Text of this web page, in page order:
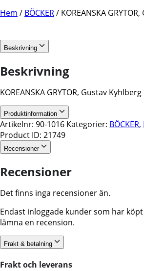
Hem / BÖCKER/ KOREANSKA
Beskrivning
Beskrivning
KOREANSKA GRYTOR, Gustav Kyhlberg
Produktinformation
Artikelnr: 90-1016 Kategorier: BÖCKER,
Product ID: 21749
Recensioner
Recensioner
Det finns inga recensioner än.
Endast inloggade kunder som har
lämna en recension.
Frakt & betalning
Frakt och leverans